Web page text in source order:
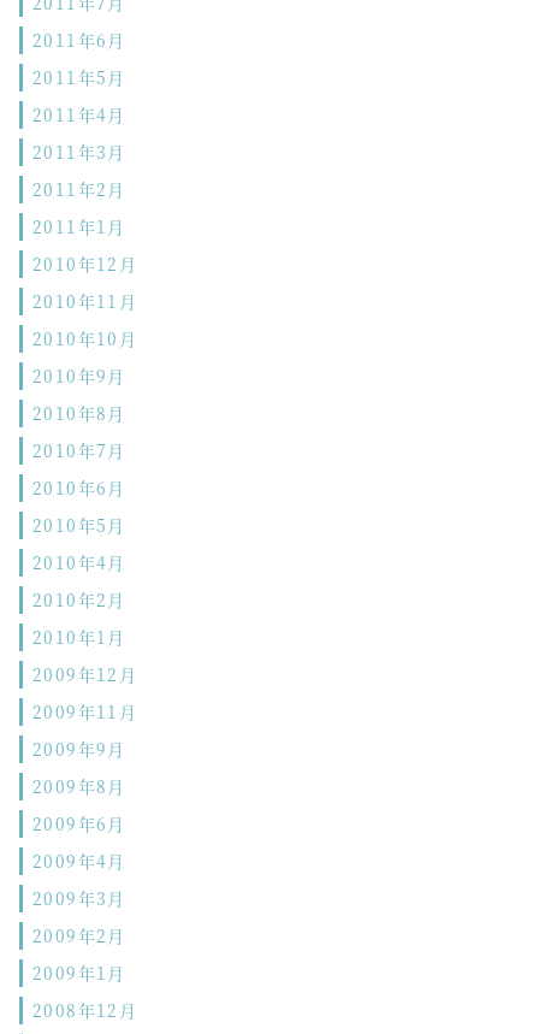
2011年6月
2011年5月
2011年4月
2011年3月
2011年2月
2011年1月
2010年12月
2010年11月
2010年10月
2010年9月
2010年8月
2010年7月
2010年6月
2010年5月
2010年4月
2010年2月
2010年1月
2009年12月
2009年11月
2009年9月
2009年8月
2009年6月
2009年4月
2009年3月
2009年2月
2009年1月
2008年12月